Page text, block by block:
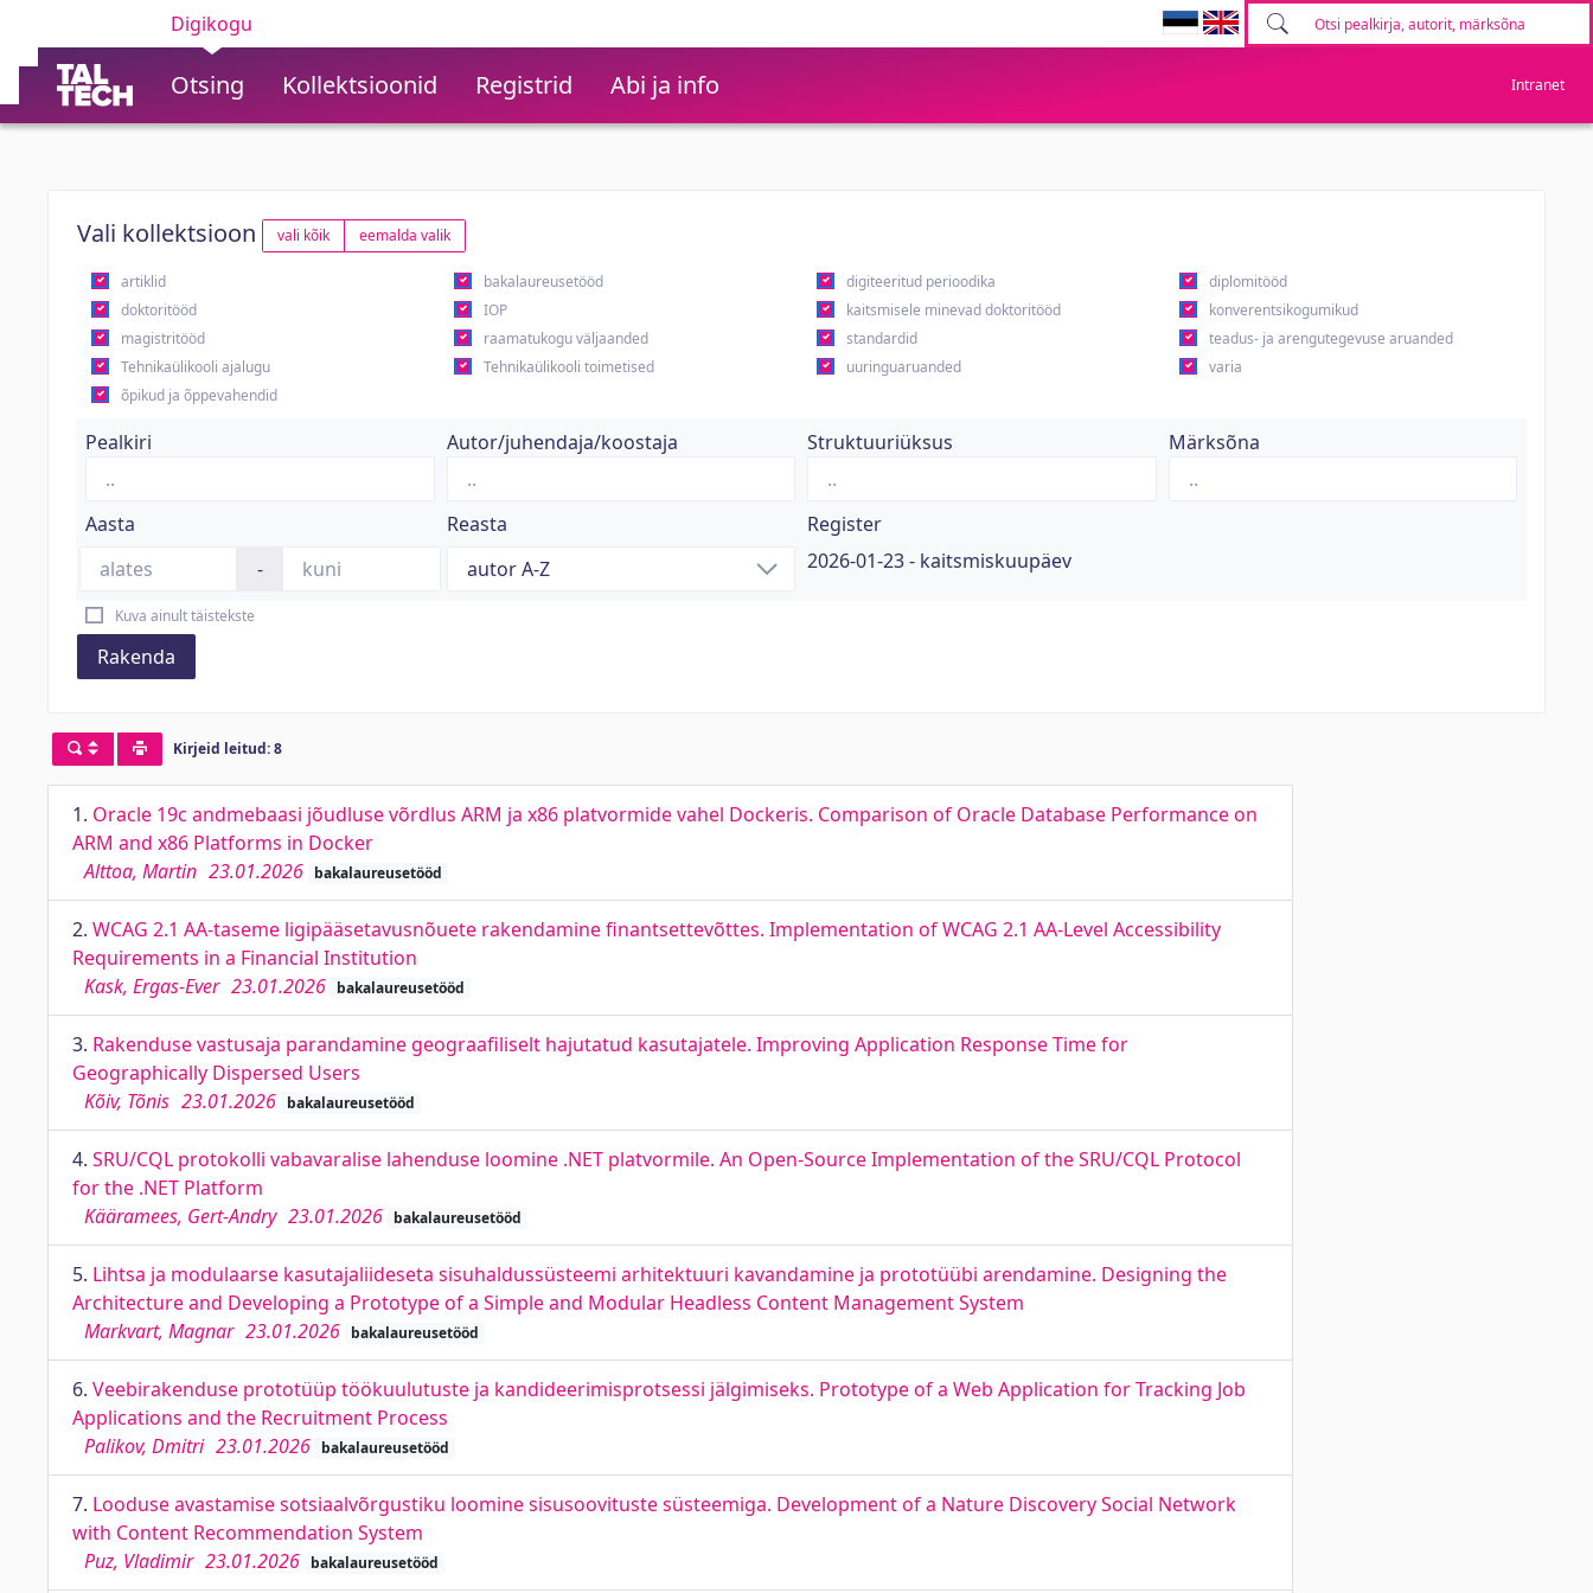
Digikogu
Otsing Kollektsioonid Registrid Abi ja info Intranet
Vali kollektsioon vali kõik eemalda valik
artiklid bakalaureusetööd digiteeritud perioodika
diplomitööd
doktoritööd
IOP kaitsmisele minevad doktoritööd
konverentsikogumikud
magistritööd
raamatukogu väljaanded standardid
teadus- ja arengutegevuse aruanded
Tehnikaülikooli ajalugu
Tehnikaülikooli toimetised uuringuaruanded
varia
õpikud ja õppevahendid
Pealkiri Autor/juhendaja/koostaja Struktuuriüksus Märksõna
Aasta
-
Reasta
Register
2026-01-23 - kaitsmiskuupäev
Kuva ainult täistekste
Rakenda
Kirjeid leitud: 8
1. Oracle 19c andmebaasi jõudluse võrdlus ARM ja x86 platvormide vahel Dockeris. Comparison of Oracle Database Performance on
ARM and x86 Platforms in Docker
Alttoa, Martin 23.01.2026 bakalaureusetööd
2. WCAG 2.1 AA-taseme ligipääsetavusnõuete rakendamine finantsettevõttes. Implementation of WCAG 2.1 AA-Level Accessibility
Requirements in a Financial Institution
Kask, Ergas-Ever 23.01.2026 bakalaureusetööd
3. Rakenduse vastusaja parandamine geograafiliselt hajutatud kasutajatele. Improving Application Response Time for
Geographically Dispersed Users
Kõiv, Tõnis 23.01.2026 bakalaureusetööd
4. SRU/CQL protokolli vabavaralise lahenduse loomine .NET platvormile. An Open-Source Implementation of the SRU/CQL Protocol
for the .NET Platform
Kääramees, Gert-Andry 23.01.2026 bakalaureusetööd
5. Lihtsa ja modulaarse kasutajaliideseta sisuhaldussüsteemi arhitektuuri kavandamine ja prototüübi arendamine. Designing the
Architecture and Developing a Prototype of a Simple and Modular Headless Content Management System
Markvart, Magnar 23.01.2026 bakalaureusetööd
6. Veebirakenduse prototüüp töökuulutuste ja kandideerimisprotsessi jälgimiseks. Prototype of a Web Application for Tracking Job
Applications and the Recruitment Process
Palikov, Dmitri 23.01.2026 bakalaureusetööd
7. Looduse avastamise sotsiaalvõrgustiku loomine sisusoovituste süsteemiga. Development of a Nature Discovery Social Network
with Content Recommendation System
Puz, Vladimir 23.01.2026 bakalaureusetööd